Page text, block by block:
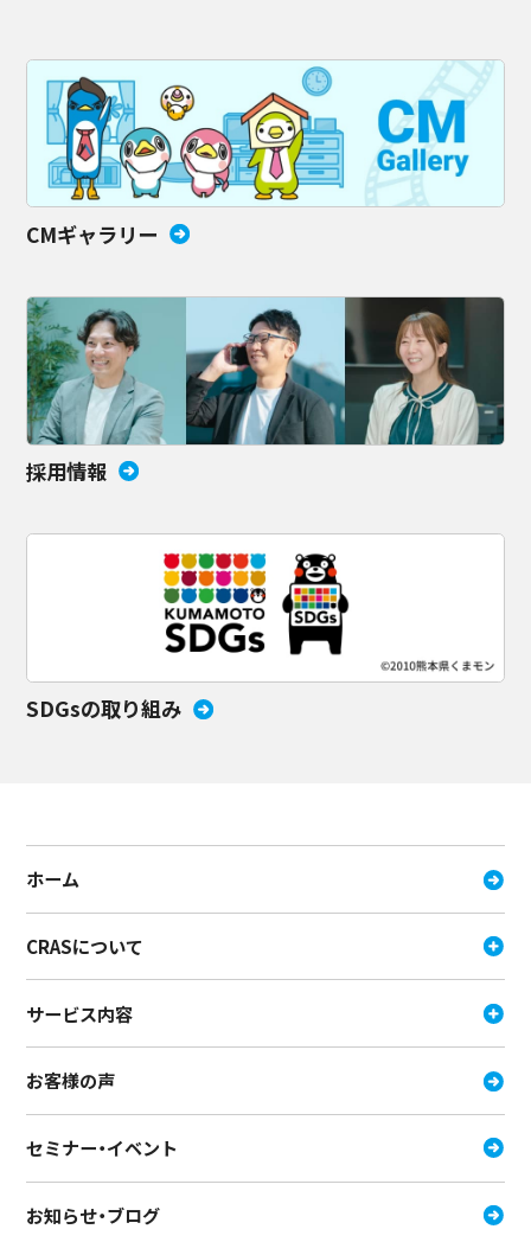
CMギャラリー
採用情報
SDGsの取り組み
ホーム
CRASについて
サービス内容
お客様の声
セミナー・イベント
お知らせ・ブログ